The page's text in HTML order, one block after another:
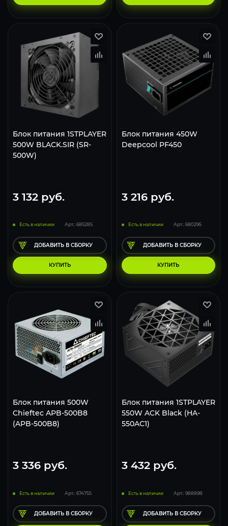
Блок питания 1STPLAYER
500W BLACK.SIR (SR-
500W)
3 132 руб.
Есть в наличии Арт.: 685285
ДОБАВИТЬ В СБОРКУ
КУПИТЬ
Блок питания 450W
Deepcool PF450
3 216руб.
Есть в наличии Арт.: 680295
ДОБАВИТЬ В СБОРКУ
КУПИТЬ
Блок питания 500W
Chieftec APB-500B8
(APB-500B8)
3 336 руб.
Есть в наличии Арт.: 674755
ДОБАВИТЬ В СБОРКУ
Блок питания 1STPLAYER
550W ACK Black (HA-
550AC1)
3 432руб.
Есть в наличии Арт.: 988898
ДОБАВИТЬ В СБОРКУ